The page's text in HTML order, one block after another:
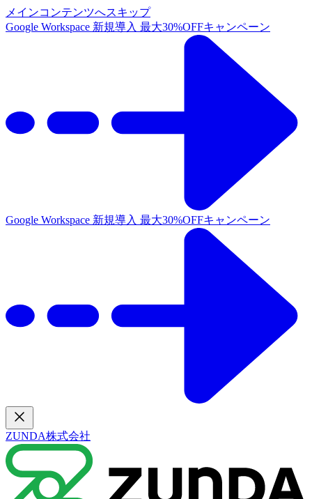
メインコンテンツへスキップ
Google Workspace 新規導入 最大30%OFFキャンペーン
Google Workspace 新規導入 最大30%OFFキャンペーン
ZUNDA株式会社